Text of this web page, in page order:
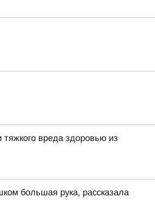
вреда здоровью из
большая рука, рассказала